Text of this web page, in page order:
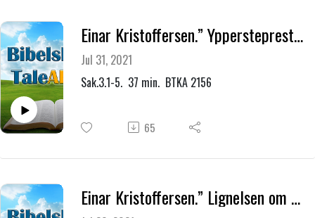
Einar Kristoffersen.” Ypperstepresten Josva, som stod foran Herrens engel.”
Jul 31, 2021
Sak.3.1-5. 37 min. BTKA 2156
65
Einar Kristoffersen.” Lignelsen om vingårdsmennene.”